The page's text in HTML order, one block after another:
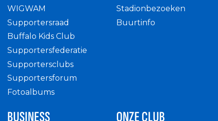
WIGWAM
Supportersraad
Buffalo Kids Club
Supportersfederatie
Supportersclubs
Supportersforum
Fotoalbums
Stadionbezoeken
Buurtinfo
BUSINESS ONZE CLUB